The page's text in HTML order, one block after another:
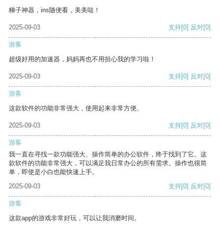
梯子神器，ins随便看，美美哒！
2025-09-03 支持[0] 反对[0]
游客
超级好用的加速器，妈妈再也不用担心我的学习啦！
2025-09-03 支持[0] 反对[0]
游客
这款软件的功能非常强大，使用起来非常方便。
2025-09-03 支持[0] 反对[0]
游客
我一直在寻找一款功能强大、操作简单的办公软件，终于找到了它。这
款软件的功能非常强大，可以满足我日常办公的所有需求。操作也很简
单，即使是小白也能快速上手。
2025-09-03
支持[0] 反对[0]
游客
这款app的游戏非常好玩，可以让我消磨时间。